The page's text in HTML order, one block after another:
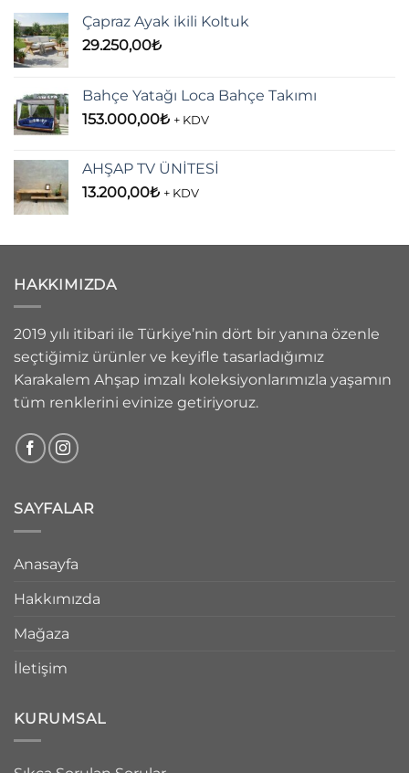
Çapraz Ayak ikili Koltuk
29.250,00₺
Bahçe Yatağı Loca Bahçe Takımı
153.000,00₺ + KDV
AHŞAP TV ÜNİTESİ
13.200,00₺ + KDV
HAKKIMIZDA
2019 yılı itibari ile Türkiye’nin dört bir yanına özenle
seçtiğimiz ürünler ve keyifle tasarladığımız
Karakalem Ahşap imzalı koleksiyonlarımızla yaşamın
tüm renklerini evinize getiriyoruz.
SAYFALAR
Anasayfa
Hakkımızda
Mağaza
İletişim
KURUMSAL